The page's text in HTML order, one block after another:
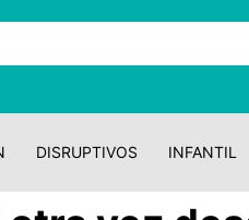
DISRUPTIVOS INFANTIL